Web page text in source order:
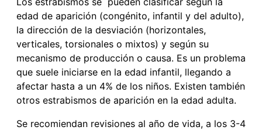
edad de aparición (congénito, infantil y del adulto),
la dirección de la desviación (horizontales,
verticales, torsionales o mixtos) y según su
mecanismo de producción o causa. Es un problema
que suele iniciarse en la edad infantil, llegando a
afectar hasta a un 4% de los niños. Existen también
otros estrabismos de aparición en la edad adulta.
Se recomiendan revisiones al año de vida, a los 3-4